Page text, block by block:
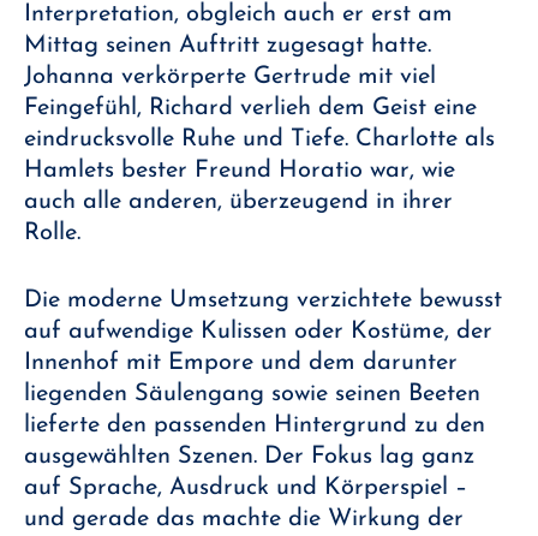
Interpretation, obgleich auch er erst am
Mittag seinen Auftritt zugesagt hatte.
Johanna verkörperte Gertrude mit viel
Feingefühl, Richard verlieh dem Geist eine
eindrucksvolle Ruhe und Tiefe. Charlotte als
Hamlets bester Freund Horatio war, wie
auch alle anderen, überzeugend in ihrer
Rolle.
Die moderne Umsetzung verzichtete bewusst
auf aufwendige Kulissen oder Kostüme, der
Innenhof mit Empore und dem darunter
liegenden Säulengang sowie seinen Beeten
lieferte den passenden Hintergrund zu den
ausgewählten Szenen. Der Fokus lag ganz
auf Sprache, Ausdruck und Körperspiel –
und gerade das machte die Wirkung der